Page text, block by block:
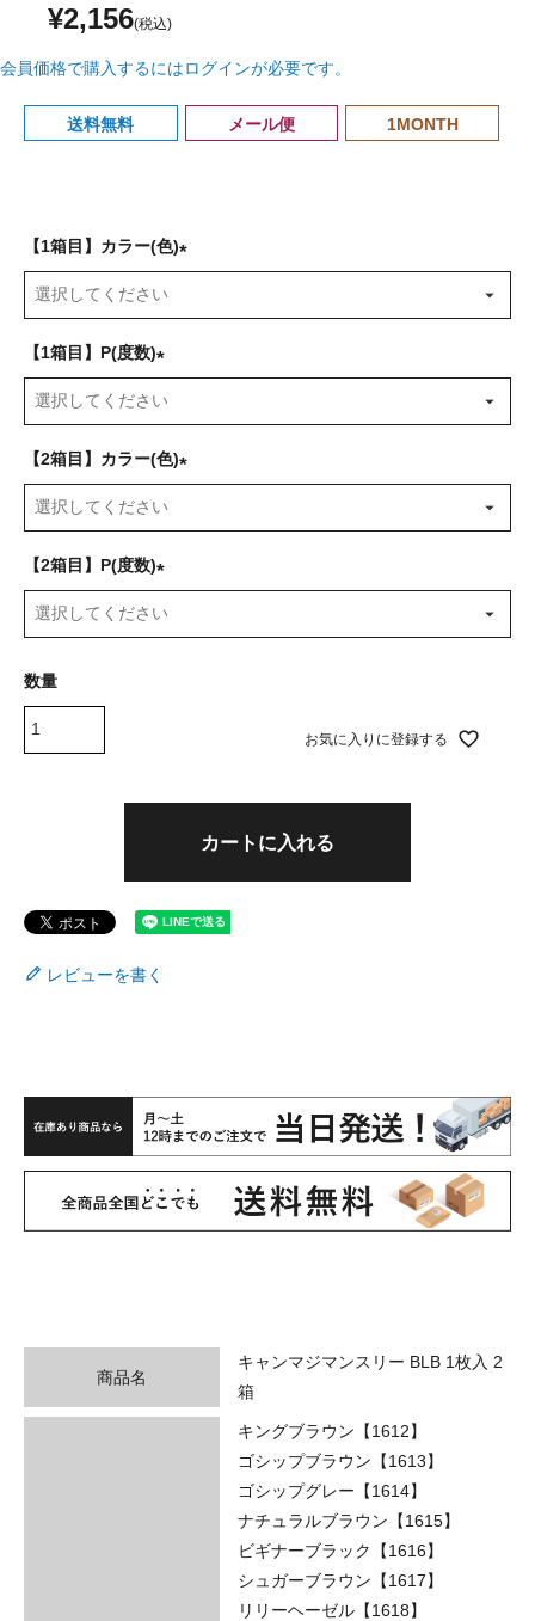
¥2,156
会員価格で購入するにはログインが必要です。
送料無料 メール便 1MONTH
【1箱目】カラー(色)
必
)
【1箱目】P(度数)
必
須
)
【2箱目】カラー(色)
必
)
【2箱目】P(度数)
必
お気に入りに登録する
カートに入れる
レビューを書く
商品名
キャンマジマンスリー BLB 1枚入 2
箱
キングブラウン【1612】
ゴシップブラウン【1613】
ゴシップグレー【1614】
ナチュラルブラウン【1615】
ビギナーブラック【1616】
シュガーブラウン【1617】
リリーヘーゼル【1618】